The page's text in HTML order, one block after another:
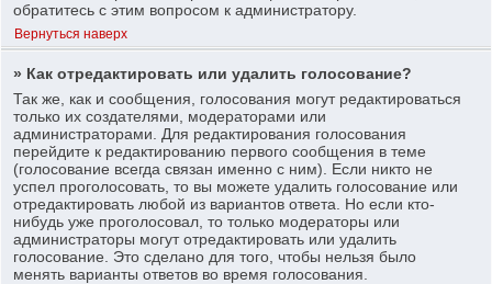
обратитесь с этим вопросом к администратору.
Вернуться наверх
» Как отредактировать или удалить голосование?
Так же, как и сообщения, голосования могут редактироваться
только их создателями, модераторами или
администраторами. Для редактирования голосования
перейдите к редактированию первого сообщения в теме
(голосование всегда связан именно с ним). Если никто не
успел проголосовать, то вы можете удалить голосование или
отредактировать любой из вариантов ответа. Но если кто-
нибудь уже проголосовал, то только модераторы или
администраторы могут отредактировать или удалить
голосование. Это сделано для того, чтобы нельзя было
менять варианты ответов во время голосования.